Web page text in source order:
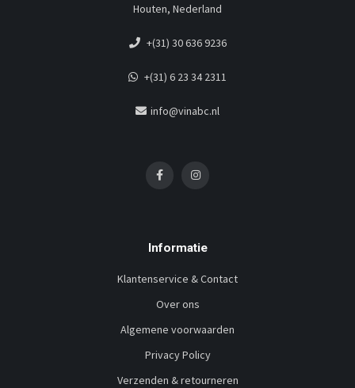
Houten, Nederland
+(31) 30 636 9236
+(31) 6 23 34 2311
info@vinabc.nl
Informatie
Klantenservice & Contact
Over ons
Algemene voorwaarden
Privacy Policy
Verzenden & retourneren